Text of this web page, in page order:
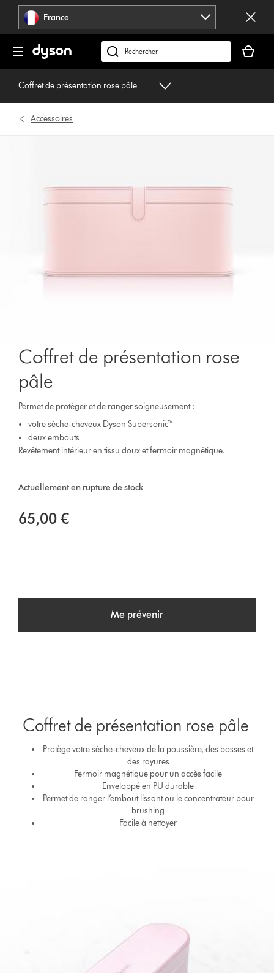
Sauter
pages
France
Rechercher
des
produits
panier
est
Coffret de présentation rose pâle
Accessoires
Coffret de présentation rose
pâle
Permet de protéger et de ranger soigneusement :
votre sèche-cheveux Dyson Supersonic™
deux embouts
Revêtement intérieur en tissu doux et fermoir magnétique.
Actuellement en rupture de stock
65,00 €
Me prévenir
Coffret de présentation rose pâle
Protège votre sèche-cheveux de la poussière, des bosses et
des rayures
Fermoir magnétique pour un accès facile
Enveloppé en PU durable
Permet de ranger l’embout lissant ou le concentrateur pour
brushing
Facile à nettoyer